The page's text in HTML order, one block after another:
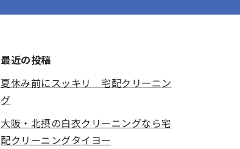
最近の投稿
夏休み前にスッキリ 宅配クリーニン
グ
大阪・北摂の白衣クリーニングなら宅
配クリーニングタイヨー